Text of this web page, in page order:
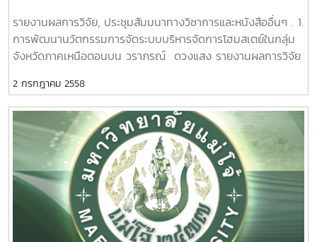
2558วารสารโครงการหลวง ฉบับประจำเดือน สิงหาคม
๒๕๕8วารสาร มาตราวิทยาฉบับประจำเดือน ตุลาคม – ธันวาคม
๒๕๕8วารสารวิจัยและส่งเสริมวิชาการเกษตร ฉบับประจำเดือน
สิงหาคม – กันยายน ๒๕๕8วารสารไทยคู่ฟ้า ฉบับที่ 25รายงาน
การเกษตรเอกสารคำแนะนำของกรมอุทยานแห่งชาติ
Application of
local plant in diets formula for cost reduction Climbing
perch [ anabas testudineus ] culture. Tipsukhon
Pimpimol Maejo University. 2015.9. การเปรียบเทียบคุณค่า
ทางโภชนาการของสาหร่ายสไปรูลิน่าสายพันธุ์แม่โจ้กับสายพันธุ์
อื่นๆ ในระบบการผลิตที่เป็นมิตรกับสิ่งแวดล้อม จงกล พรมยะ
รายงานผลการวิจัยมหาวิทยาลัยแม่โจ้ 55 หน้า. เลขเรียกหนังสือ
2558 / ช43. 12 Nutritional fact comparison of
Spirulina Maejo strain and other species in Eco friendly
aquaculture Jongkon Promya Maejo University. 2015.
ดาวน์โหลดรายงาน
ฉบับสมบูรณ์Download Full Text ดาวน์โหลดรายการหนังสือ
ใหม่ Download New Item วารสาร, ข่าวสารต่างๆอนุสาร
อุดมศึกษา ฉบับประจำเดือน สิงหาคม 2558จดหมายข่าวกรมส่ง
Greenhouse Traits.Mathurot Chaiharn Maejo University.
2015.
6. การผลิตหัวเชื้อไมเคอร์ไรซ่า
เพื่อเพิ่มผลผลิตข้าวไร่ ศุภธิดา อ่ำทอง รายงานผลการวิจัย
มหาวิทยาลัยแม่โจ้ 44 หน้าเลขเรียกหนังสือ 2558 /
27
Inoculum Production for Increased Rice
Production.Suphathida Aumtong Maejo University.
2015.
7. การพัฒนาผลิตภัณฑ์น้ำ
มะขามป้อมเสริมใยอาหาร สุภารัตน์ อำนาจ รายงานผลการ
วิจัยมหาวิทยาลัยแม่โจ้ 75หน้า. เลขเรียกหนังสือ 2558 / 28
Development of
dietary-fiber emblic juice.Suparat Umnat Maejo
วิจัยมหาวิทยาลัยแม่โจ้. 66 หน้า. เลขเรียกหนังสือ 2558 / ช43.
11 In vitro Digestible efficiency of local material feeds
for Nile Tilapia [Oreochromis niloticus] feed
Sudaporn Tongsiri. Maejo University. 2015.
4. การศึกษาเบื้องต้น
ในการส่งถ่ายยีนเข้าสู่ยางพาราด้วยเทคนิค Agrobacterium
Transformation. รัฐพร จันทร์เดช. รายงานผลการวิจัย
มหาวิทยาลัยแม่โจ้. 29 หน้า. เลขเรียกหนังสือ 2558 /
17 Preliminary Study of Gene Transfer into Rubber Tree
by Using Agrobacterium Transformation Technique.
Ruttaporn Chundetn. Maejo University. 2015.
รายงานผลการวิจัย, ประชุมสัมมนาทางวิชาการและหนังสืออื่นๆ . 1.
การพัฒนานวัตกรรมการจัดระบบบริหารจัดการโฮมสเตย์ในกลุ่ม
จังหวัดภาคเหนือตอนบน วราภรณ์ ดวงแสง รายงานผลการวิจัย
Development of administrative system innovation for
north region home stay. Varaphorn Duangsaeng.
Maejo University. 2015.
2. วิเคราะห์จุดสมดุลระหว่างพฤติกรรมและความพึงพอใจใน
สินค้าและบริการของนักท่องเที่ยวทางประวัติศาสตร์และวัฒนธรรม
ต่อศักยภาพของผู้ประกอบการท่องเที่ยวขนาดกลางและย่อม
จังหวัดเชียงราย รัชนีวรรณ คำตัน รายงานผลการวิจัย
มหาวิทยาลัยแม่โจ้ 177 หน้า. เลขเรียกหนังสือ 2558 / 07 The
Equilibrium Analysis between the Demand of Product
2 กรกฎาคม 2558